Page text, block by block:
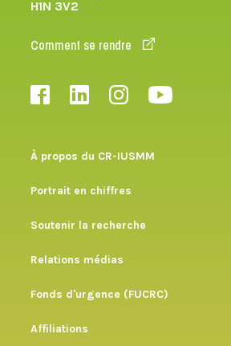
H1N 3V2
Comment se rendre
À propos du CR-IUSMM
Portrait en chiffres
Soutenir la recherche
Relations médias
Fonds d'urgence (FUCRC)
Affiliations